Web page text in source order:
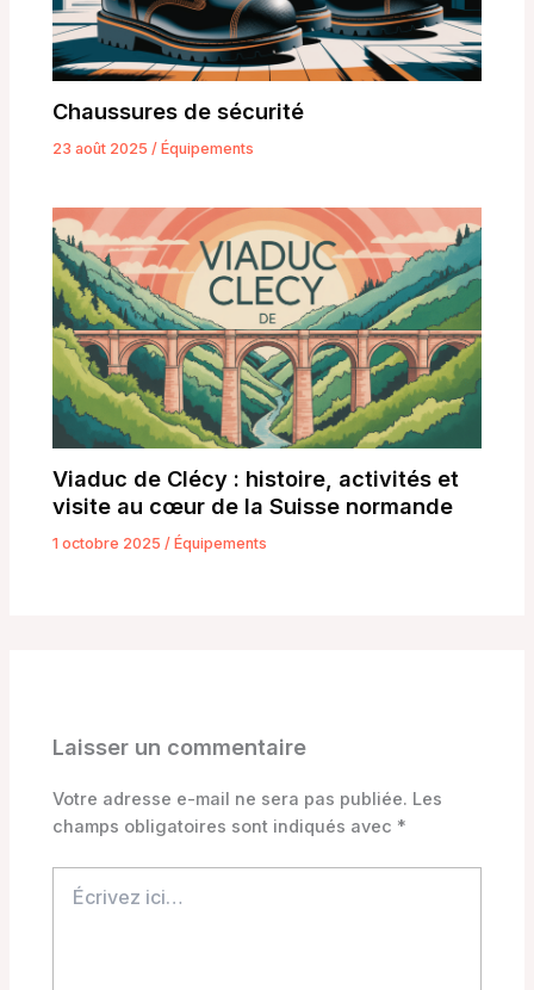
Chaussures de sécurité
23 août 2025/Équipements
Viaduc de Clécy : histoire, activités et
visite au cœur de la Suisse normande
1 octobre 2025/Équipements
Laisser un commentaire
Votre adresse e-mail ne sera pas publiée. Les
champs obligatoires sont indiqués avec *
ici…